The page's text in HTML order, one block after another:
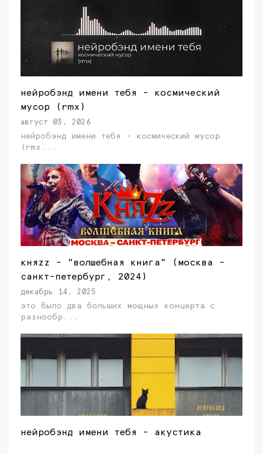
нейробэнд имени тебя - космический
мусор (rmx)
август 03, 2026
нейробэнд имени тебя - космический мусор
(rmx...
княzz - "волшебная книга" (москва -
санкт-петербург, 2024)
декабрь 14, 2025
это было два больших мощных концерта с
разнообр...
нейробэнд имени тебя - акустика